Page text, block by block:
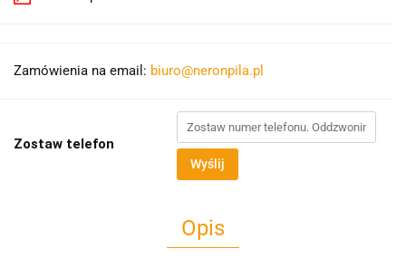
Zamówienia na email: biuro@neronpila.pl
Zostaw telefon
Wyślij
Opis